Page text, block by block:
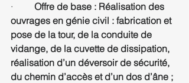
· Offre de base : Réalisation des
ouvrages en génie civil : fabrication et
pose de la tour, de la conduite de
vidange, de la cuvette de dissipation,
réalisation d’un déversoir de sécurité,
du chemin d’accès et d’un dos d’âne ;